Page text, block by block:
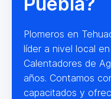
Plomeros en
líder a nivel local
Calentadores de
años. Contamos
capacitados y